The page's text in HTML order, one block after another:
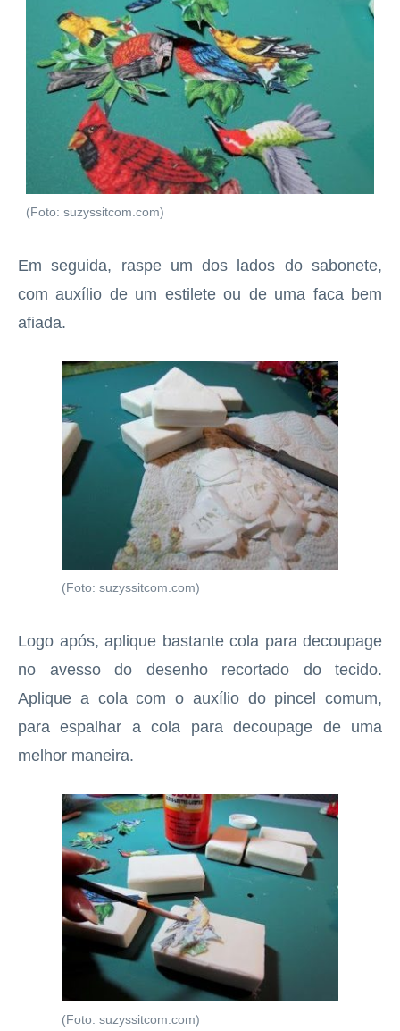
(Foto: suzyssitcom.com)
Em seguida, raspe um dos lados do sabonete,
com auxílio de um estilete ou de uma faca bem
afiada.
(Foto: suzyssitcom.com)
Logo após, aplique bastante cola para decoupage
no avesso do desenho recortado do tecido.
Aplique a cola com o auxílio do pincel comum,
para espalhar a cola para decoupage de uma
melhor maneira.
(Foto: suzyssitcom.com)